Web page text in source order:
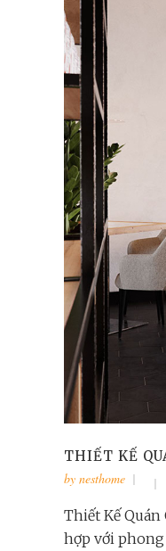
THIẾT KẾ
by nesthome
Thiết Kế Quán
hợp với phong